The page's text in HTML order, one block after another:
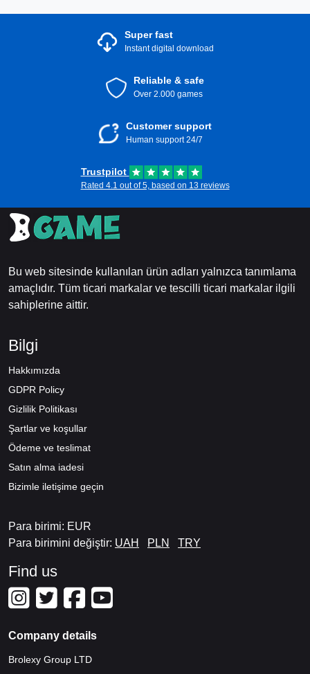
Super fast
Instant digital download
Reliable & safe
Over 2.000 games
Customer support
Human support 24/7
Trustpilot
Rated 4.1 out of 5, based on 13 reviews
Bu web sitesinde kullanılan ürün adları yalnızca tanımlama
amaçlıdır. Tüm ticari markalar ve tescilli ticari markalar ilgili
sahiplerine aittir.
Bilgi
Hakkımızda
GDPR Policy
Gizlilik Politikası
Şartlar ve koşullar
Ödeme ve teslimat
Satın alma iadesi
Bizimle iletişime geçin
Para birimi: EUR
Para birimini değiştir: UAH PLN TRY
Find us
Company details
Brolexy Group LTD